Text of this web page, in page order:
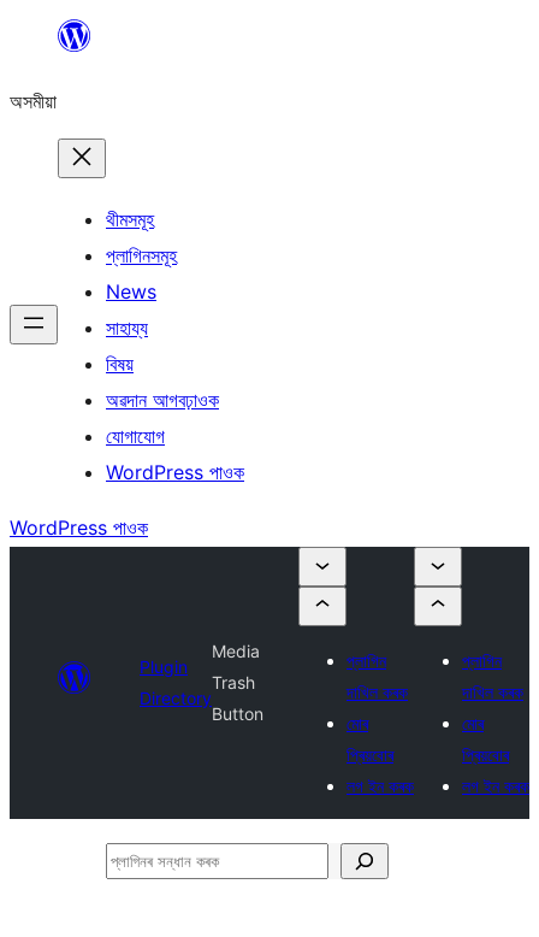
বিষয়বস্তুলৈ
অসমীয়া
থীমসমূহ
প্লাগিনসমূহ
News
সাহায্য
বিষয়
অৱদান আগবঢ়াওক
যোগাযোগ
WordPress পাওক
WordPress পাওক
Plugin
Directory
Media
Trash
Button
প্লাগিন
দাখিল কৰক
মোৰ
প্ৰিয়বোৰ
লগ ইন কৰক
প্লাগিন
দাখিল কৰক
মোৰ
প্ৰিয়বোৰ
লগ ইন কৰক
প্লাগিনৰ